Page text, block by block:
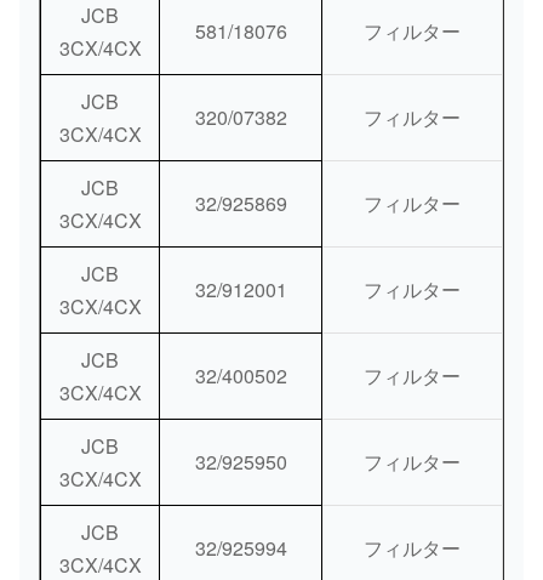
JCB
3CX/4CX
581/18076 フィルター
JCB
3CX/4CX
320/07382 フィルター
JCB
3CX/4CX
32/925869 フィルター
JCB
3CX/4CX
32/912001 フィルター
JCB
3CX/4CX
32/400502 フィルター
JCB
3CX/4CX
32/925950 フィルター
JCB
3CX/4CX
32/925994 フィルター